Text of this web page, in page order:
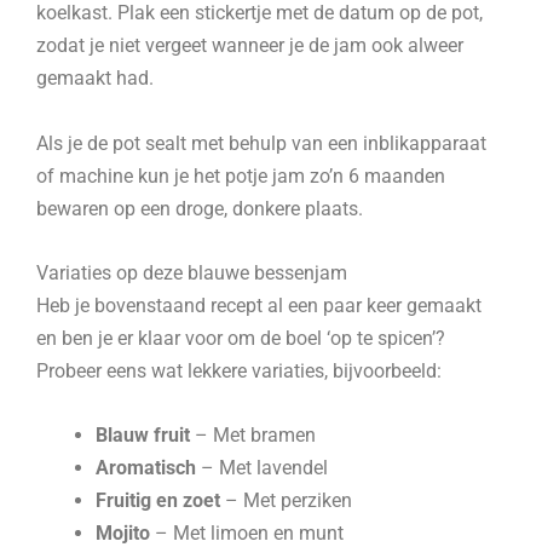
koelkast. Plak een stickertje met de datum op de pot,
zodat je niet vergeet wanneer je de jam ook alweer
gemaakt had.
Als je de pot sealt met behulp van een inblikapparaat
of machine kun je het potje jam zo’n 6 maanden
bewaren op een droge, donkere plaats.
Variaties op deze blauwe bessenjam
Heb je bovenstaand recept al een paar keer gemaakt
en ben je er klaar voor om de boel ‘op te spicen’?
Probeer eens wat lekkere variaties, bijvoorbeeld:
Blauw fruit – Met bramen
Aromatisch – Met lavendel
Fruitig en zoet – Met perziken
Mojito – Met limoen en munt